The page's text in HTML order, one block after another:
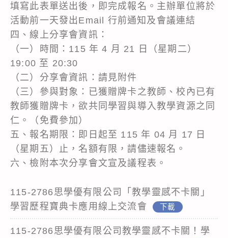
填寫此表單送出後，即完成報名。主辦單位將於
活動前一天發出Email 行前通知及會議連結
四、線上分享會資訊：
（一）時間：115 年 4 月 21 日（星期二）
19:00 至 20:30
（二）分享會資訊：請見附件
（三）參與對象：已獲贈牌卡之教師、校內已有
教師獲贈牌卡，欲共同學習與導入教學資源之同
仁。（免費參加）
五、報名期限：即日起至 115 年 04 月 17 日
（星期五）止，名額有限，請儘速報名。
六、檢附本次分享會文宣及議程表。
115-2786思學優有限公司「教學靈感不卡關」
學習歷程寶典卡應用線上交流會
下載
115-2786思學優有限公司教學靈感不卡關！學